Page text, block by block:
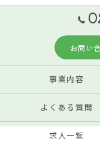
お問い
事業内容
よくある質問
求人一覧